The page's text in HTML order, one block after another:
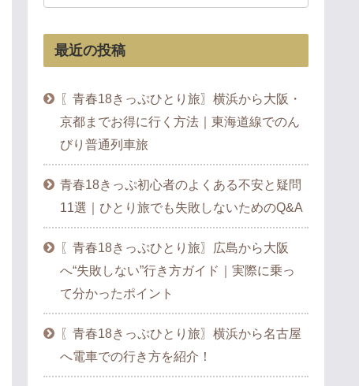
最近の投稿
〖青春18きっぷひとり旅〗横浜から大阪・
京都までお得に行く方法｜東海道線でのん
びり普通列車旅
青春18きっぷ初心者のよくある不安と疑問
11選｜ひとり旅でも失敗しないためのQ&A
〖青春18きっぷひとり旅〗広島から大阪
へ“失敗しない”行き方ガイド｜実際に乗っ
て分かったポイント
〖青春18きっぷひとり旅〗横浜から名古屋
へ電車での行き方を紹介！